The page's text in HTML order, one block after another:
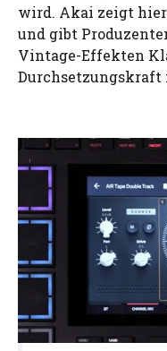
wird. Akai zeigt
und gibt
Vintage-Effekten
Durchsetzungskraft